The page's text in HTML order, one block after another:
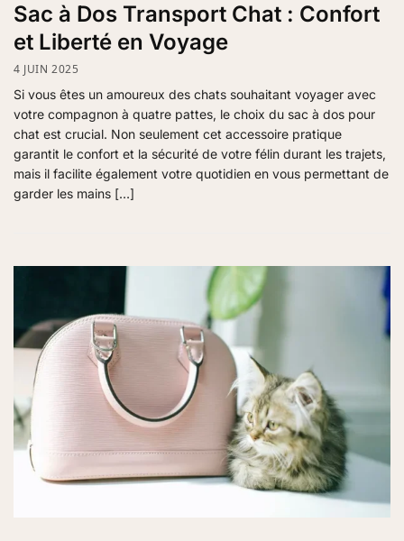
Sac à Dos Transport Chat : Confort
et Liberté en Voyage
4 JUIN 2025
Si vous êtes un amoureux des chats souhaitant voyager avec
votre compagnon à quatre pattes, le choix du sac à dos pour
chat est crucial. Non seulement cet accessoire pratique
garantit le confort et la sécurité de votre félin durant les trajets,
mais il facilite également votre quotidien en vous permettant de
garder les mains […]